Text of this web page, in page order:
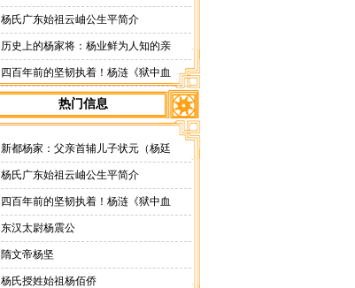
杨氏广东始祖云岫公生平简介
历史上的杨家将：杨业鲜为人知的亲
四百年前的坚韧执着！杨涟《狱中血
热门信息
新都杨家：父亲首辅儿子状元（杨廷
杨氏广东始祖云岫公生平简介
四百年前的坚韧执着！杨涟《狱中血
东汉太尉杨震公
隋文帝杨坚
杨氏授姓始祖杨佰侨